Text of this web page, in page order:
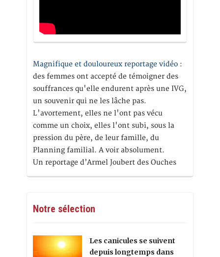
Magnifique et douloureux reportage vidéo :
des femmes ont accepté de témoigner des
souffrances qu'elle endurent après une IVG,
un souvenir qui ne les lâche pas.
L'avortement, elles ne l'ont pas vécu
comme un choix, elles l'ont subi, sous la
pression du père, de leur famille, du
Planning familial. A voir absolument.
Un reportage d’Armel Joubert des Ouches
Notre sélection
Les canicules se suivent
depuis longtemps dans